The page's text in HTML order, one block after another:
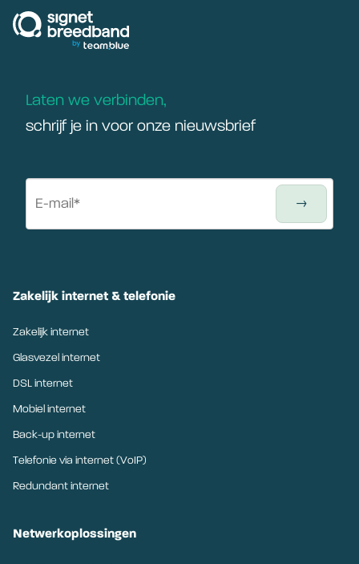
Laten we verbinden,
schrijf je in voor onze nieuwsbrief
Zakelijk internet & telefonie
Zakelijk internet
Glasvezel internet
DSL internet
Mobiel internet
Back-up internet
Telefonie via internet (VoIP)
Redundant internet
Netwerkoplossingen